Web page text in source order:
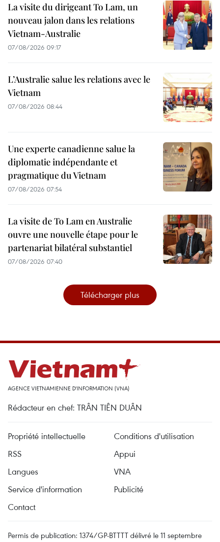
La visite du dirigeant To Lam, un
nouveau jalon dans les relations
Vietnam-Australie
07/08/2026 09:17
L’Australie salue les relations avec le
Vietnam
07/08/2026 08:44
Une experte canadienne salue la
diplomatie indépendante et
pragmatique du Vietnam
07/08/2026 07:54
La visite de To Lam en Australie
ouvre une nouvelle étape pour le
partenariat bilatéral substantiel
07/08/2026 07:40
Télécharger plus
AGENCE VIETNAMIENNE D'INFORMATION (VNA)
Rédacteur en chef: TRÂN TIÊN DUÂN
Propriété intellectuelle
Conditions d'utilisation
RSS
Appui
Langues
VNA
Service d'information
Publicité
Contact
Permis de publication: 1374/GP-BTTTT délivré le 11 septembre